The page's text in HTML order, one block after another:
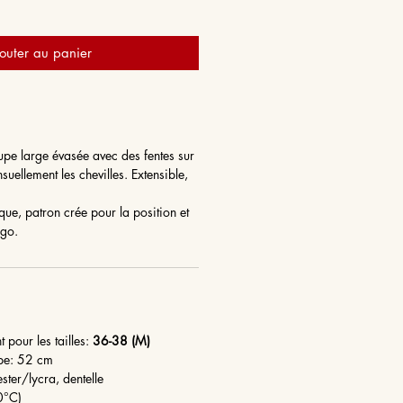
au panier
large évasée avec des fentes sur
les chevilles. Extensible,
patron crée pour la position et
pour les tailles: 36-38 (M)
52 cm
lycra, dentelle